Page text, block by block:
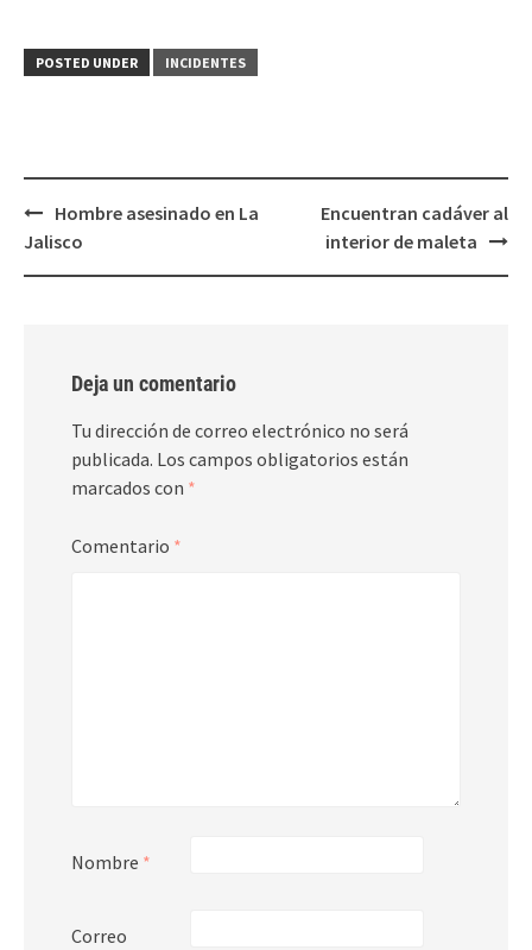
(Se
abre
(Se
abre
POSTED UNDER INCIDENTES
Post
navigation
Hombre asesinado en La
Jalisco
Encuentran cadáver al
interior de maleta
Deja un comentario
Tu dirección de correo electrónico no será
publicada. Los campos obligatorios están
marcados con *
Comentario *
Nombre *
Correo